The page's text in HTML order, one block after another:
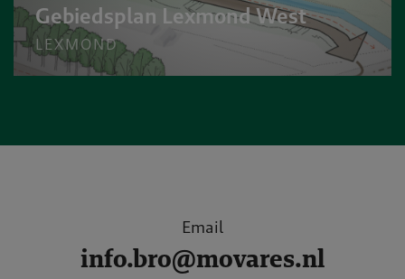
Gebiedsplan Lexmond West
LEXMOND
Email
info.bro@movares.nl